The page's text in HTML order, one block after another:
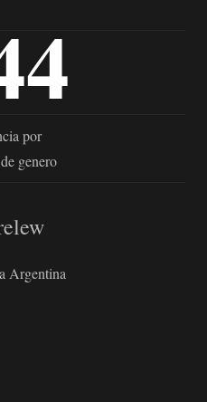
por
genero
Argentina